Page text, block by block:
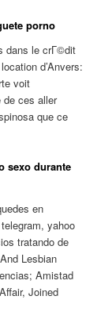
porno
dans le crГ©dit
d’Anvers:
voit
de ces aller
que ce
sexo durante
en
yahoo
tratando de
Lesbian
Amistad
Joined